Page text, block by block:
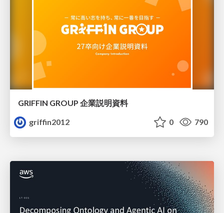
GRIFFIN GROUP 企業説明資料
griffin2012
0 790